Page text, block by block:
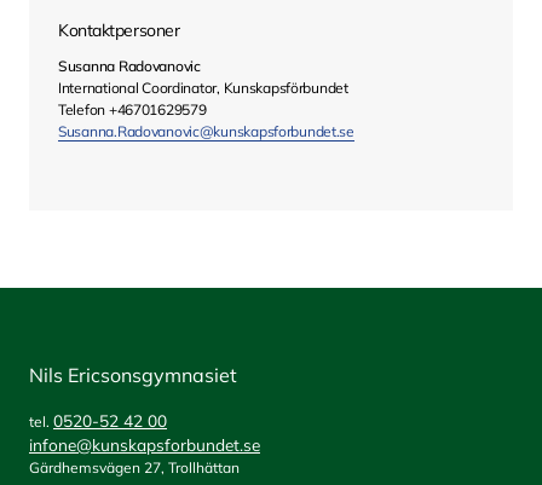
Kontaktpersoner
Susanna Radovanovic
International Coordinator, Kunskapsförbundet
Telefon +46701629579
Susanna.Radovanovic@kunskapsforbundet.se
Nils Ericsonsgymnasiet
tel. 0520-52 42 00
infone@kunskapsforbundet.se
Gärdhemsvägen 27, Trollhättan